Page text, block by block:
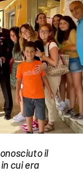
il
cui era